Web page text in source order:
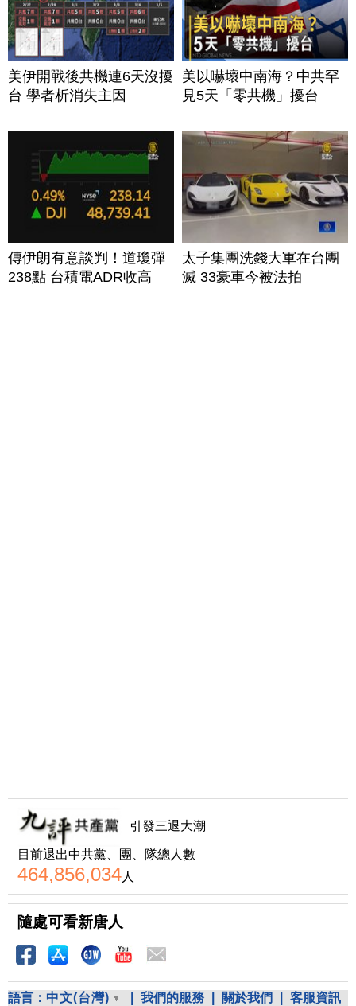
美伊開戰後共機連6天沒擾
台 學者析消失主因
美以嚇壞中南海？中共罕
見5天「零共機」擾台
傳伊朗有意談判！道瓊彈
238點 台積電ADR收高
太子集團洗錢大軍在台團
滅 33豪車今被法拍
引發三退大潮
目前退出中共黨、團、隊總人數
464,856,034人
隨處可看新唐人
語言： 中文(台灣) 我們的服務 關於我們 客服資訊